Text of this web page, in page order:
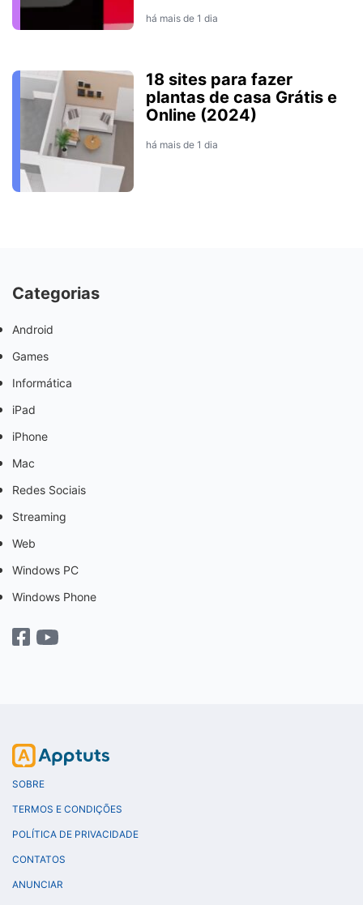
há mais de 1 dia
18 sites para fazer
plantas de casa Grátis e
Online (2024)
há mais de 1 dia
Categorias
Android
Games
Informática
iPad
iPhone
Mac
Redes Sociais
Streaming
Web
Windows PC
Windows Phone
SOBRE
TERMOS E CONDIÇÕES
POLÍTICA DE PRIVACIDADE
CONTATOS
ANUNCIAR